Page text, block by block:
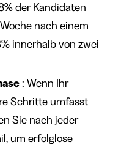
der Kandidaten
nach einem
innerhalb von zwei
: Wenn Ihr
Schritte umfasst
Sie nach jeder
um erfolglose